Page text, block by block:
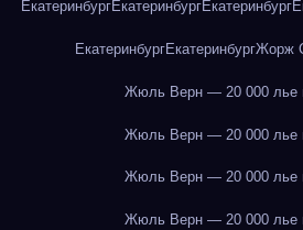
ЕкатеринбургЕкатеринбургЕкатеринбург
ЕкатеринбургЕкатеринбургЖорж
Жюль Верн — 20 000 лье
Жюль Верн — 20 000 лье
Жюль Верн — 20 000 лье
Жюль Верн — 20 000 лье